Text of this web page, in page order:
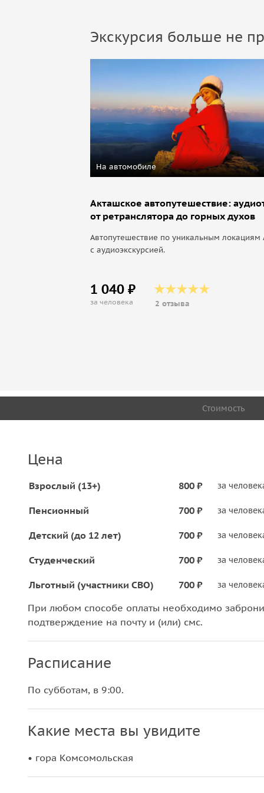
Экскурсия больше не
На автомобиле
Акташское автопутешествие:
от ретранслятора до горных духов
Автопутешествие по уникальным локациям
с аудиоэкскурсией.
1 040 ₽
за человека 2 отзыва
Стоимость
Цена
Взрослый (13+) 800 ₽ за
Пенсионный 700 ₽ за
Детский (до 12 лет) 700 ₽ за
Студенческий 700 ₽ за
Льготный (участники СВО) 700 ₽ за
При любом способе оплаты необходимо
подтверждение на почту и (или) смс.
Расписание
По субботам, в 9:00.
Какие места вы увидите
• гора Комсомольская